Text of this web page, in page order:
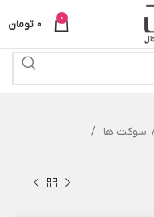
0
0 تومان
سوکت ها